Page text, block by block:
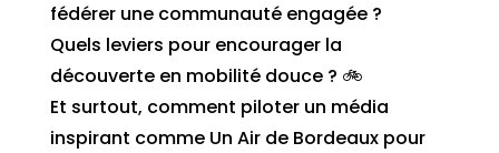
fédérer une communauté engagée ?
Quels leviers pour encourager la
découverte en mobilité douce ? 🚲
Et surtout, comment piloter un média
inspirant comme Un Air de Bordeaux pour